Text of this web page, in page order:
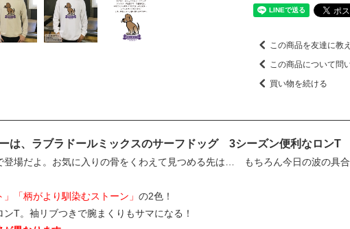
この商品を友達に教
この商品について問
買い物を続ける
は、ラブラドールミックスのサーフドッグ 3シーズン便利なロンT
登場だよ。お気に入りの骨をくわえて見つめる先は… もちろん今日の波の具
」「柄がより馴染むストーン」 の2色！
T。袖リブつきで腕まくりもサマになる！